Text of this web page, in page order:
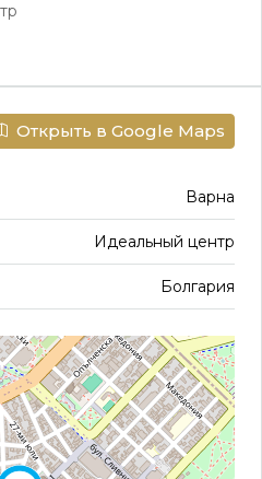
Открыть в Google Maps
Варна
Идеальный центр
Болгария